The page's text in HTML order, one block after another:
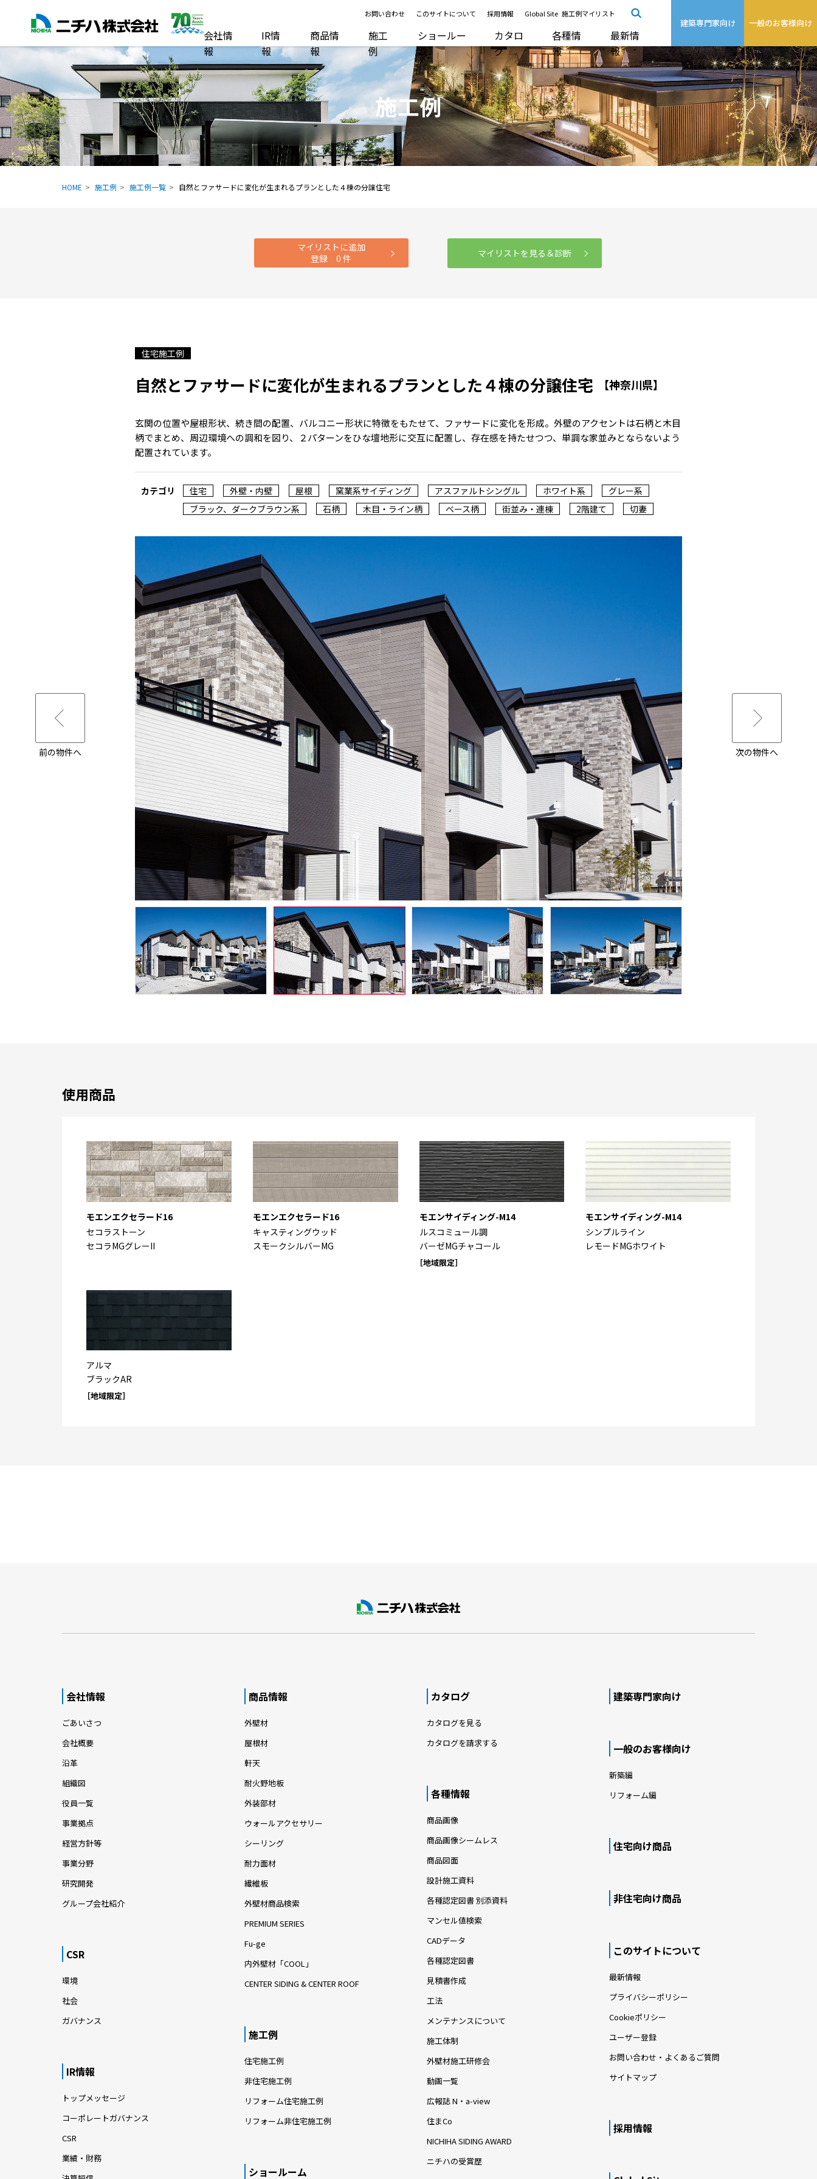
お問い合わせ このサイトについて 採用情報 Global Site 施工例マイリスト
会社情
報
IR情
報
商品情
報
施工
例
ショールー
ム
カタロ
グ
各種情
報
最新情
報
建築専門家向け 一般のお客様向け
施工例
HOME 施工例 施工例一覧 自然とファサードに変化が生まれるプランとした４棟の分譲住宅
マイリストに追加
登録0 件 マイリストを見る＆診断
住宅施工例
自然とファサードに変化が生まれるプランとした４棟の分譲住宅 【神奈川県】
玄関の位置や屋根形状、続き間の配置、バルコニー形状に特徴をもたせて、ファサードに変化を形成。外壁のアクセントは石柄と木目
柄でまとめ、周辺環境への調和を図り、２パターンをひな壇地形に交互に配置し、存在感を持たせつつ、単調な家並みとならないよう
配置されています。
カテゴリ 住宅 外壁・内壁 屋根 窯業系サイディング アスファルトシングル ホワイト系
グレー系
ブラック、ダークブラウン系
石柄 木目・ライン柄 ベース柄 街並み・連棟 2階建て 切妻
前の物件へ 次の物件へ
使用商品
モエンエクセラード16
セコラストーン
セコラMGグレーII
モエンエクセラード16
キャスティングウッド
スモークシルバーMG
モエンサイディング-M14
ルスコミュール調
バーゼMGチャコール
［地域限定］
モエンサイディング-M14
シンプルライン
レモードMGホワイト
アルマ
ブラックAR
［地域限定］
会社情報
ごあいさつ
会社概要
沿革
組織図
役員一覧
事業拠点
経営方針等
事業分野
研究開発
グループ会社紹介
CSR
環境
社会
ガバナンス
IR情報
トップメッセージ
コーポレートガバナンス
CSR
業績・財務
商品情報
外壁材
屋根材
軒天
耐火野地板
外装部材
ウォールアクセサリー
シーリング
耐力面材
繊維板
外壁材商品検索
PREMIUM SERIES
Fu-ge
内外壁材「COOL」
CENTER SIDING & CENTER ROOF
施工例
住宅施工例
非住宅施工例
リフォーム住宅施工例
リフォーム非住宅施工例
ショールーム
カタログ
カタログを見る
カタログを請求する
各種情報
商品画像
商品画像シームレス
商品図面
設計施工資料
各種認定図書 別添資料
マンセル値検索
CADデータ
各種認定図書
見積書作成
工法
メンテナンスについて
施工体制
外壁材施工研修会
動画一覧
広報誌 N・a-view
住まCo
NICHIHA SIDING AWARD
ニチハの受賞歴
建築専門家向け
一般のお客様向け
新築編
リフォーム編
住宅向け商品
非住宅向け商品
このサイトについて
最新情報
プライバシーポリシー
Cookieポリシー
ユーザー登録
お問い合わせ・よくあるご質問
サイトマップ
採用情報